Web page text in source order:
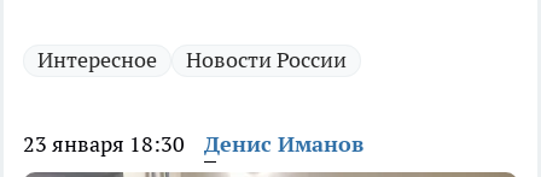
Интересное Новости России
23 января 18:30 Денис Иманов